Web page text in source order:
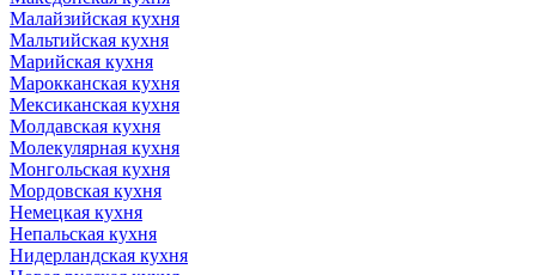
Малайзийская кухня
Мальтийская кухня
Марийская кухня
Марокканская кухня
Мексиканская кухня
Молдавская кухня
Молекулярная кухня
Монгольская кухня
Мордовская кухня
Немецкая кухня
Непальская кухня
Нидерландская кухня